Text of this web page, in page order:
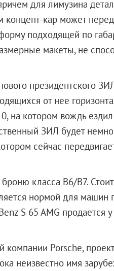
для лимузина
кар может
подходящей по
макеты, не
президентского
от нее
на котором вождь
ЗИЛ будет
сейчас
класса В6/В7.
нормой для машин
S 65 AMG продается у
компании Porsche,
неизвестно имя